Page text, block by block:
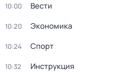
10:00 Вести
10:20 Экономика
10:24 Спорт
10:32 Инструкция